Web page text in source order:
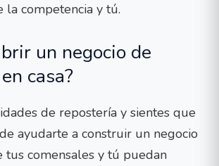
la competencia y tú.
un negocio de
casa?
de repostería y sientes que
ayudarte a construir un negocio
tus comensales y tú puedan